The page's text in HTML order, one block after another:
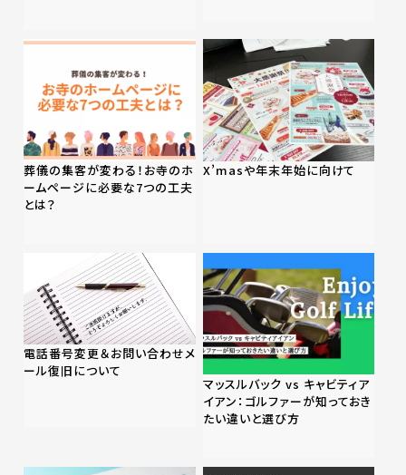
葬儀の集客が変わる！お寺のホ
ームページに必要な7つの工夫
とは？
X’masや年末年始に向けて
電話番号変更＆お問い合わせメ
ール復旧について
マッスルバック vs キャビティア
イアン：ゴルファーが知っておき
たい違いと選び方